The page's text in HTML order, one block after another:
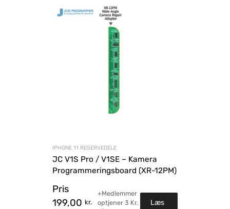
IPHONE 11 RESERVEDELE
JC V1S Pro / V1SE – Kamera
Programmeringsboard (XR-12PM)
Pris
199,00 kr.
+Medlemmer
optjener 3 Kr. Læs